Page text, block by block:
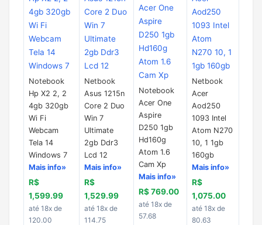
Notebook
Hp X2 2, 2
4gb 320gb
Wi Fi
Webcam
Tela 14
Windows 7
Mais info»
R$
1,599.99
até 18x de
120.00
Netbook
Asus 1215n
Core 2 Duo
Win 7
Ultimate
2gb Ddr3
Lcd 12
Mais info»
R$
1,529.99
até 18x de
114.75
Notebook
Acer One
Aspire
D250 1gb
Hd160g
Atom 1.6
Cam Xp
Mais info»
R$ 769.00
até 18x de
57.68
Netbook
Acer
Aod250
1093 Intel
Atom N270
10, 1 1gb
160gb
Mais info»
R$
1,075.00
até 18x de
80.63